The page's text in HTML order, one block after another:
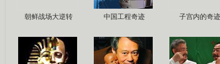
朝鲜战场大逆转 中国工程奇迹 子宫内的奇迹